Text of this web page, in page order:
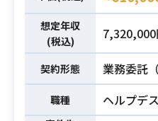
想定年収
(税込)
7,320,000
契約形態 業務委託
職種 ヘルプデ